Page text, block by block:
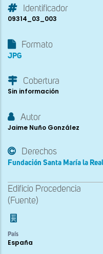
Identificador
09314_03_003
Formato
JPG
Cobertura
Sin información
Autor
Jaime Nuño González
Derechos
Fundación Santa María la
Edificio Procedencia
(Fuente)
País
España